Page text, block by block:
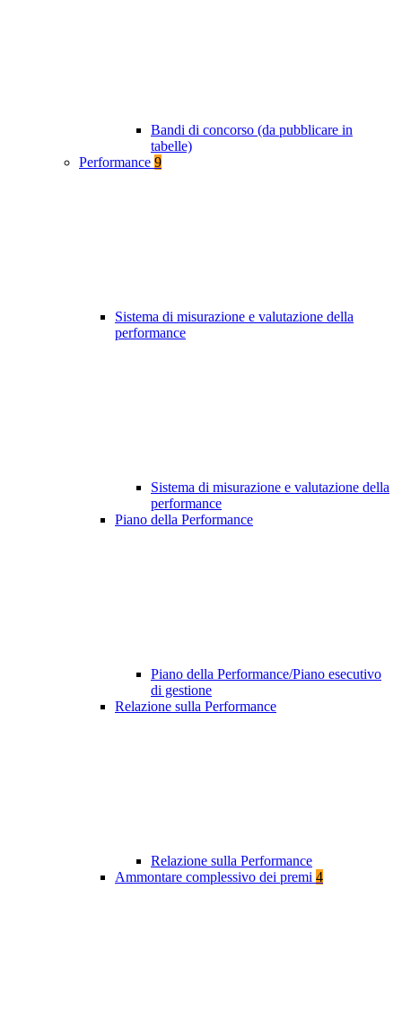
Bandi di concorso (da pubblicare in
tabelle)
Performance 9
Sistema di misurazione e valutazione della
performance
Sistema di misurazione e valutazione della
performance
Piano della Performance
Piano della Performance/Piano esecutivo
di gestione
Relazione sulla Performance
Relazione sulla Performance
Ammontare complessivo dei premi 4